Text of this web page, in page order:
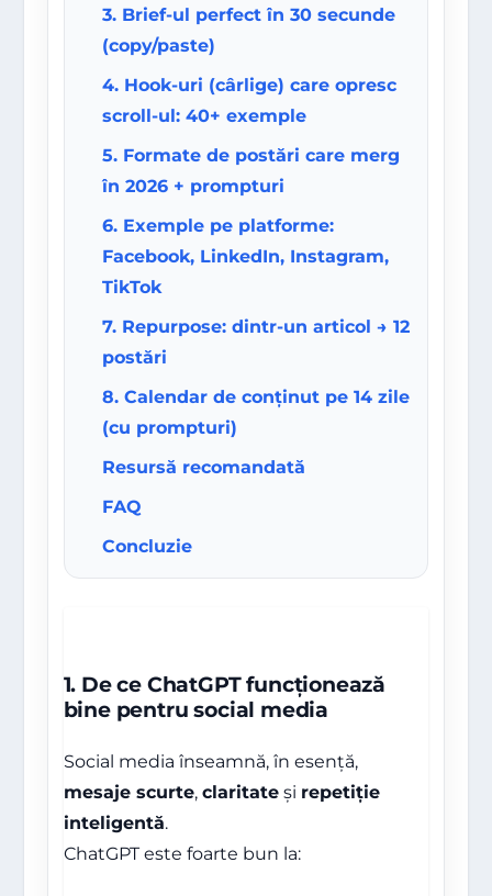
3. Brief-ul perfect în 30 secunde
(copy/paste)
4. Hook-uri (cârlige) care opresc
scroll-ul: 40+ exemple
5. Formate de postări care merg
în 2026 + prompturi
6. Exemple pe platforme:
Facebook, LinkedIn, Instagram,
TikTok
7. Repurpose: dintr-un articol → 12
postări
8. Calendar de conținut pe 14 zile
(cu prompturi)
Resursă recomandată
FAQ
Concluzie
1. De ce ChatGPT funcționează
bine pentru social media
Social media înseamnă, în esență,
mesaje scurte, claritateși repetiție
inteligentă.
ChatGPT este foarte bun la: